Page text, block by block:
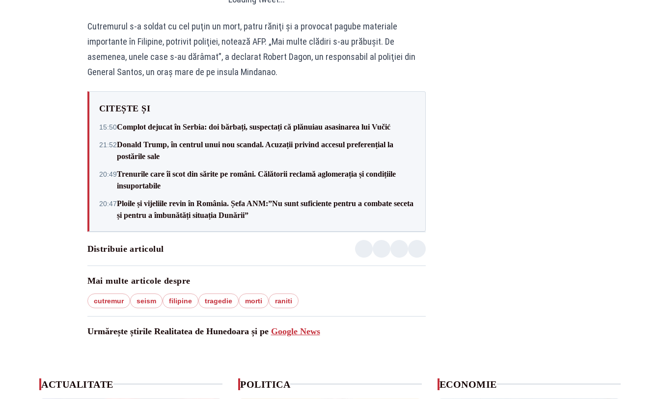
Cutremurul s-a soldat cu cel puţin un mort, patru răniţi şi a provocat pagube materiale
importante în Filipine, potrivit poliţiei, notează AFP. „Mai multe clădiri s-au prăbuşit. De
asemenea, unele case s-au dărâmat”, a declarat Robert Dagon, un responsabil al poliţiei din
General Santos, un oraş mare de pe insula Mindanao.
CITEȘTE ȘI
15:50Complot dejucat în Serbia: doi bărbați, suspectați că plănuiau asasinarea lui Vučić
21:52Donald Trump, în centrul unui nou scandal. Acuzații privind accesul preferențial la
postările sale
20:49Trenurile care îi scot din sărite pe români. Călătorii reclamă aglomerația și condițiile
insuportabile
20:47Ploile și vijeliile revin în România. Șefa ANM:”Nu sunt suficiente pentru a combate seceta
și pentru a îmbunătăți situația Dunării”
Distribuie articolul
Mai multe articole despre
cutremur seism filipine tragedie morti raniti
Urmărește știrile Realitatea de Hunedoara și pe Google News
ACTUALITATE POLITICA ECONOMIE